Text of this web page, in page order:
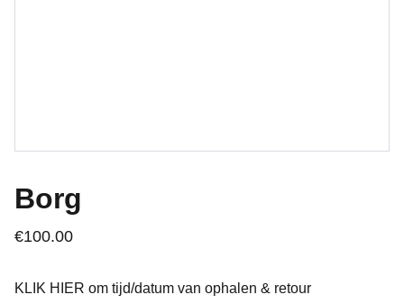
Borg
€100.00
KLIK HIER om tijd/datum van ophalen & retour